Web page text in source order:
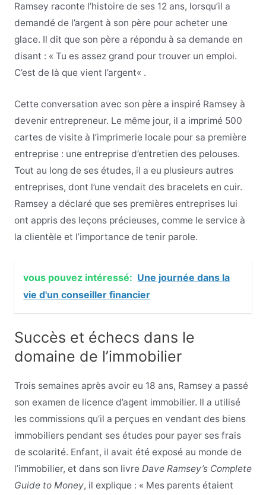
Ramsey raconte l’histoire de ses 12 ans, lorsqu’il a
demandé de l’argent à son père pour acheter une
glace. Il dit que son père a répondu à sa demande en
disant : « Tu es assez grand pour trouver un emploi.
C’est de là que vient l’argent« .
Cette conversation avec son père a inspiré Ramsey à
devenir entrepreneur. Le même jour, il a imprimé 500
cartes de visite à l’imprimerie locale pour sa première
entreprise : une entreprise d’entretien des pelouses.
Tout au long de ses études, il a eu plusieurs autres
entreprises, dont l’une vendait des bracelets en cuir.
Ramsey a déclaré que ses premières entreprises lui
ont appris des leçons précieuses, comme le service à
la clientèle et l’importance de tenir parole.
vous pouvez intéressé: Une journée dans la
vie d'un conseiller financier
Succès et échecs dans le
domaine de l’immobilier
Trois semaines après avoir eu 18 ans, Ramsey a passé
son examen de licence d’agent immobilier. Il a utilisé
les commissions qu’il a perçues en vendant des biens
immobiliers pendant ses études pour payer ses frais
de scolarité. Enfant, il avait été exposé au monde de
l’immobilier, et dans son livre Dave Ramsey’s Complete
Guide to Money, il explique : « Mes parents étaient